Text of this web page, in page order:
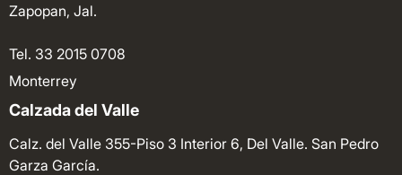
Zapopan, Jal.
Tel. 33 2015 0708
Monterrey
Calzada del Valle
Calz. del Valle 355-Piso 3 Interior 6, Del Valle. San Pedro
Garza García.